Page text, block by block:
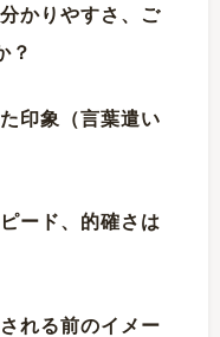
かりやすさ、ご
？
印象（言葉遣い
ード、的確さは
れる前のイメー